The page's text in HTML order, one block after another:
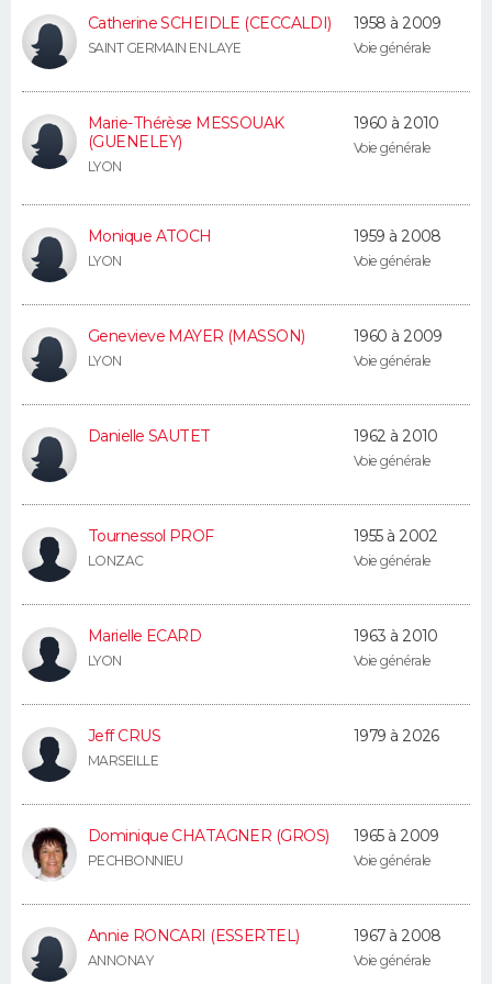
FORUM
Bricolage
Lifestyle
Culture
Sport
Auto
Television
Voyage
Cinema
Catherine SCHEIDLE (CECCALDI)
SAINT GERMAIN EN LAYE
1958 à 2009
Voie générale
Marie-Thérèse MESSOUAK
(GUENELEY)
LYON
1960 à 2010
Voie générale
Monique ATOCH
LYON
1959 à 2008
Voie générale
Genevieve MAYER (MASSON)
LYON
1960 à 2009
Voie générale
Danielle SAUTET 1962 à 2010
Voie générale
Tournessol PROF
LONZAC
1955 à 2002
Voie générale
Marielle ECARD
LYON
1963 à 2010
Voie générale
Jeff CRUS
MARSEILLE
1979 à 2026
Dominique CHATAGNER (GROS)
PECHBONNIEU
1965 à 2009
Voie générale
Annie RONCARI (ESSERTEL)
ANNONAY
1967 à 2008
Voie générale